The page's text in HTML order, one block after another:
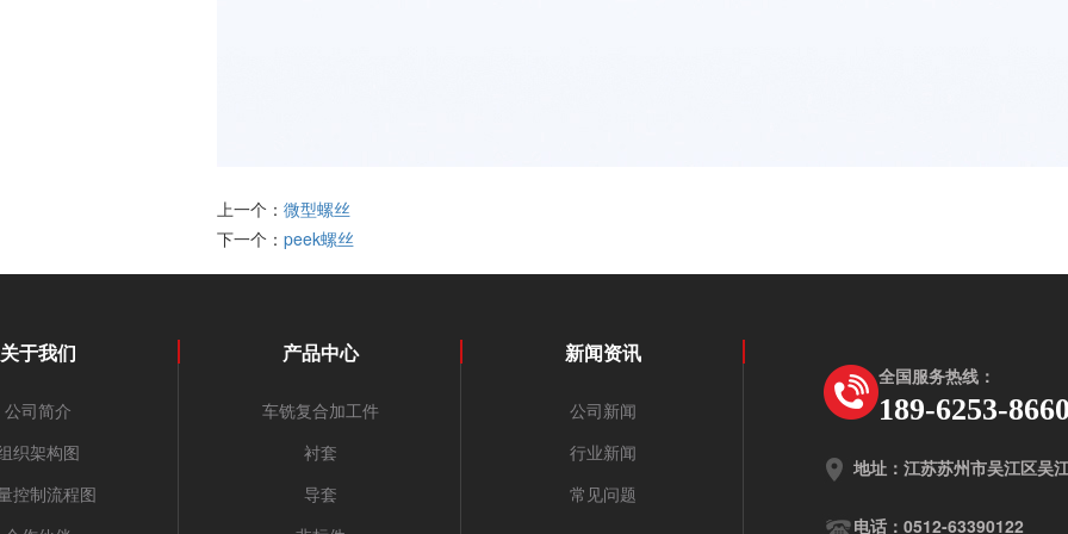
上一个： 微型螺丝
下一个： peek螺丝
关于我们
公司简介
织架构图
控制流程图
产品中心
车铣复合加工件
衬套
导套
新闻资讯
公司新闻
行业新闻
常见问题
全国服务热线：
189-6253-
地址：江苏苏州市吴江区吴
电话：0512-63390122